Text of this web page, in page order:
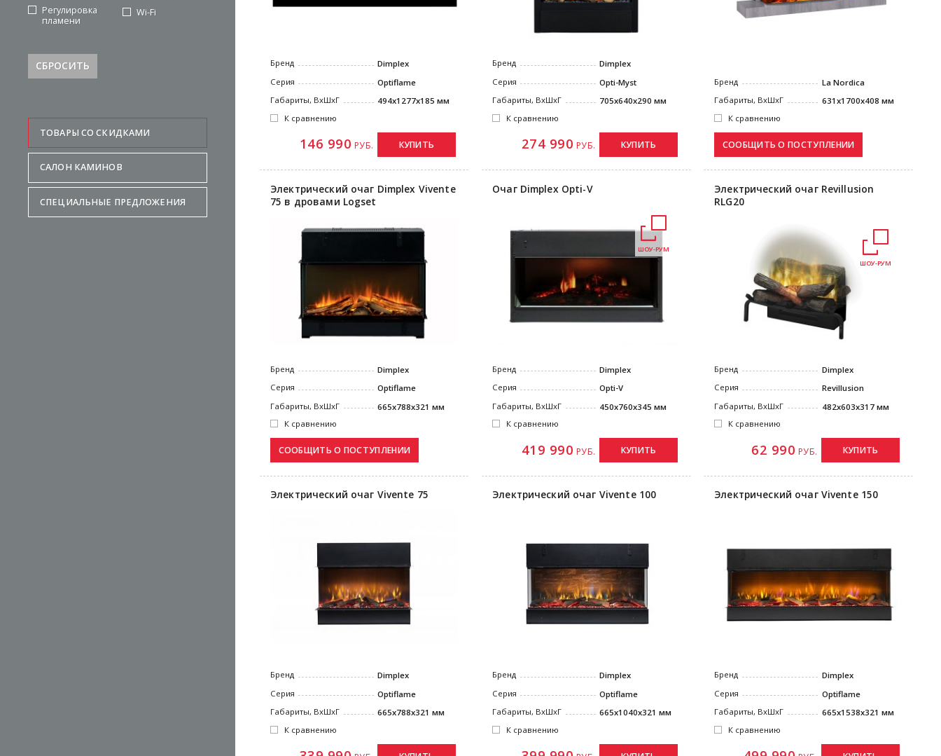
Регулировка
пламени
Wi-Fi
СБРОСИТЬ
ТОВАРЫ СО СКИДКАМИ
САЛОН КАМИНОВ
СПЕЦИАЛЬНЫЕ ПРЕДЛОЖЕНИЯ
Бренд
Dimplex
Серия
Optiflame
Габариты, ВxШxГ
494x1277x185 мм
К сравнению
146 990 РУБ. КУПИТЬ
Бренд
Dimplex
Серия
Opti-Myst
Габариты, ВxШxГ
705x640x290 мм
К сравнению
274 990 РУБ. КУПИТЬ
Бренд
La Nordica
Габариты, ВxШxГ
631x1700x408 мм
К сравнению
Электрический очаг Dimplex Vivente
75 в дровами Logset
Бренд
Dimplex
Серия
Optiflame
Габариты, ВxШxГ
665x788x321 мм
К сравнению
Очаг Dimplex Opti-V
ШОУ-РУМ
Бренд
Dimplex
Серия
Opti-V
Габариты, ВxШxГ
450x760x345 мм
К сравнению
419 990 РУБ. КУПИТЬ
Электрический очаг Revillusion
RLG20
ШОУ-РУМ
Бренд
Dimplex
Серия
Revillusion
Габариты, ВxШxГ
482x603x317 мм
К сравнению
62 990 РУБ. КУПИТЬ
Электрический очаг Vivente 75
Бренд
Dimplex
Серия
Optiflame
Габариты, ВxШxГ
665x788x321 мм
К сравнению
Электрический очаг Vivente 100
Бренд
Dimplex
Серия
Optiflame
Габариты, ВxШxГ
665x1040x321 мм
К сравнению
Электрический очаг Vivente 150
Бренд
Dimplex
Серия
Optiflame
Габариты, ВxШxГ
665x1538x321 мм
К сравнению